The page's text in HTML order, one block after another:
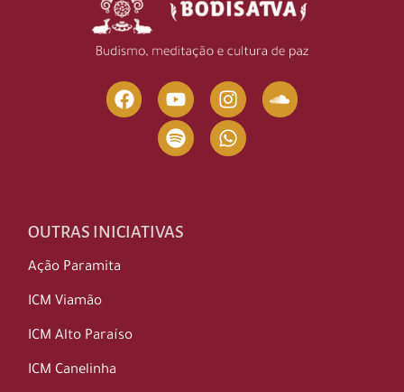
OUTRAS INICIATIVAS
Ação Paramita
ICM Viamão
ICM Alto Paraíso
ICM Canelinha